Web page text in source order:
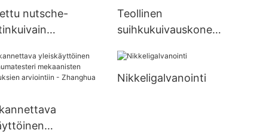
JJ
hdin muokattavissa
olevalle lämmönvaihtimelle
nutsche-
Teollinen
suihkukuivauskone
Nikkeligalvanointi